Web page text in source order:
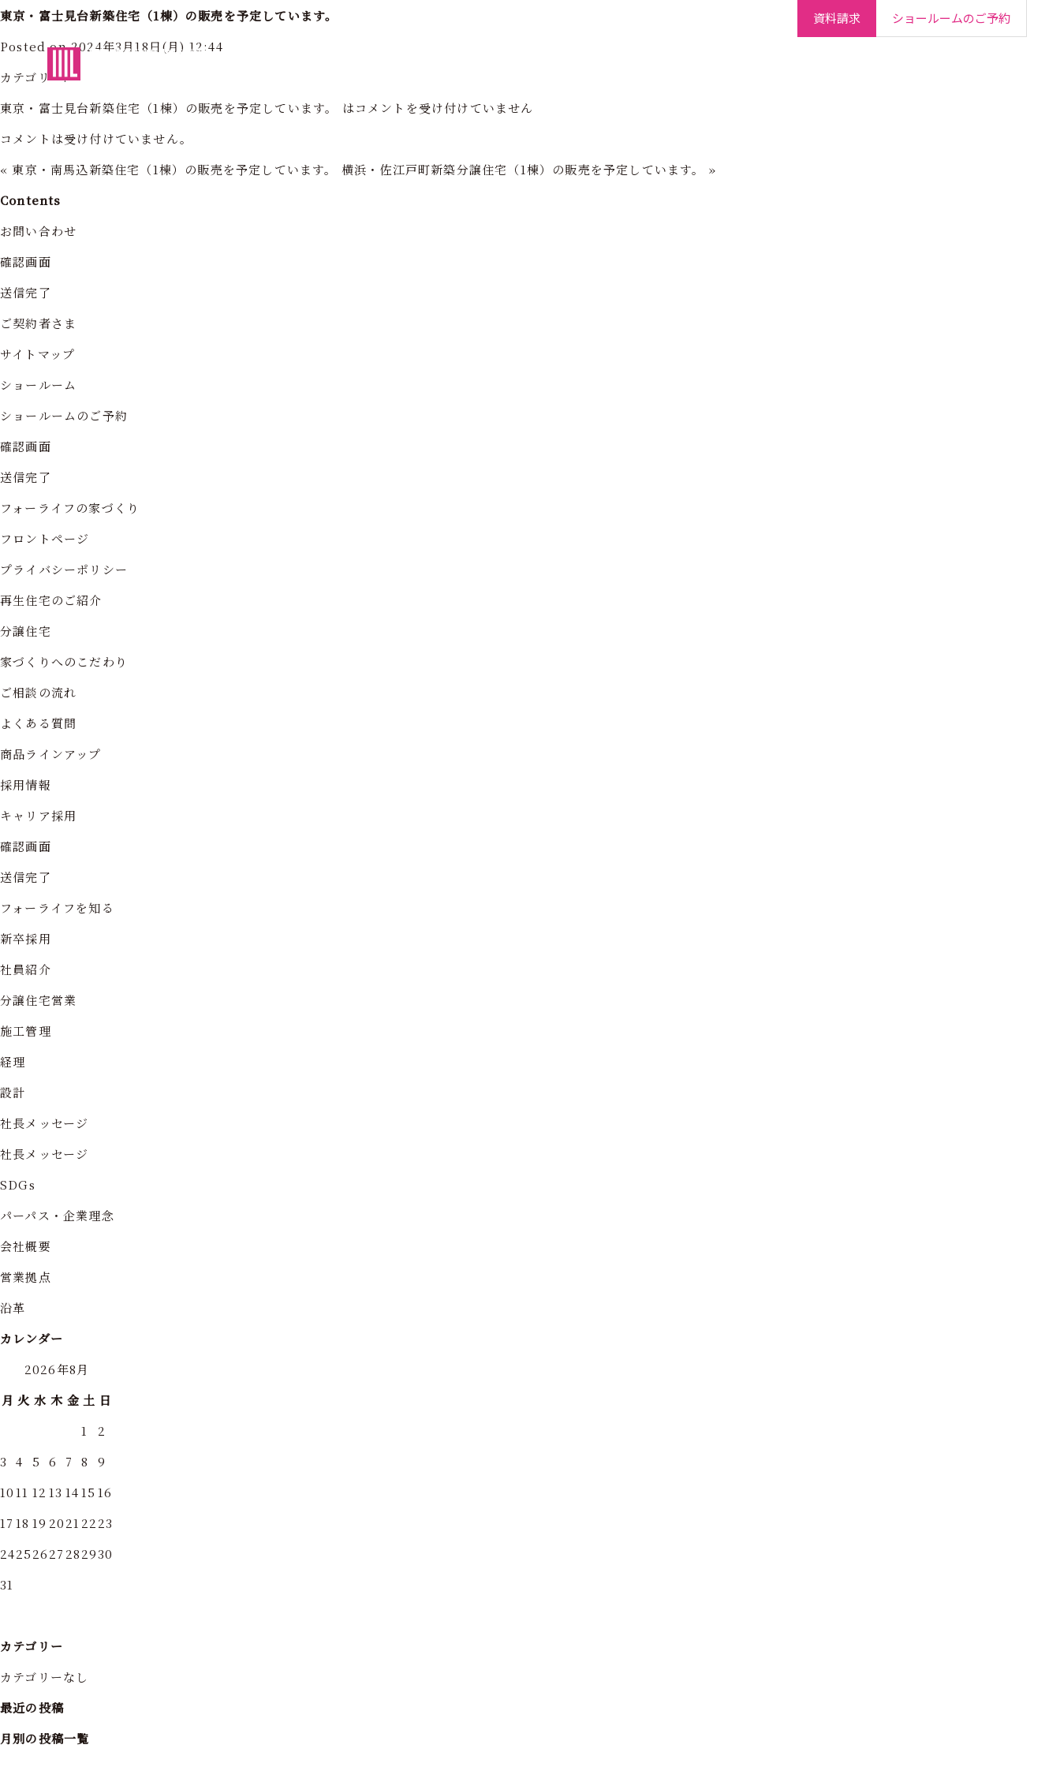
東京・神奈川の住まいを創造する
資料請求 ショールームのご予約
東京・富士見台新築住宅（1棟）の販売を予定しています。
Posted on 2024年3月18日(月) 12:44
カテゴリー:
東京・富士見台新築住宅（1棟）の販売を予定しています。 はコメントを受け付けていません
コメントは受け付けていません。
« 東京・南馬込新築住宅（1棟）の販売を予定しています。 横浜・佐江戸町新築分譲住宅（1棟）の販売を予定しています。
»
Contents
お問い合わせ
確認画面
送信完了
ご契約者さま
サイトマップ
ショールーム
ショールームのご予約
確認画面
送信完了
フォーライフの家づくり
フロントページ
プライバシーポリシー
再生住宅のご紹介
分譲住宅
家づくりへのこだわり
ご相談の流れ
よくある質問
商品ラインアップ
採用情報
キャリア採用
確認画面
送信完了
フォーライフを知る
新卒採用
社員紹介
分譲住宅営業
施工管理
経理
設計
社長メッセージ
社長メッセージ
SDGs
パーパス・企業理念
会社概要
営業拠点
沿革
カレンダー
2026年8月
月 火 水 木 金 土 日
1
2
3
4 5 6 7 8
9
1011 12 13 1415 16
17 18 19 2021 22 23
24252627 282930
31
カテゴリー
カテゴリーなし
最近の投稿
月別の投稿一覧